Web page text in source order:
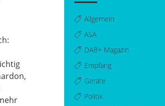
Allgemein
ASA
DAB+ Magazin
Empfang
Geräte
Politik